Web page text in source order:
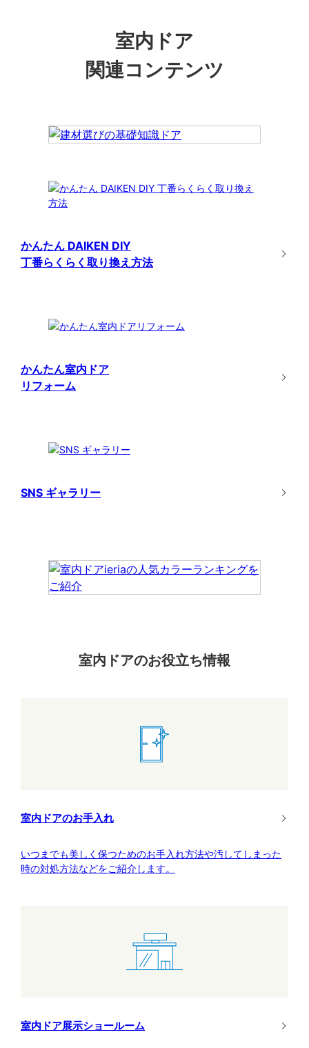
室内ドア
関連コンテンツ
かんたん DAIKEN DIY
丁番らくらく取り換え方法
かんたん室内ドア
リフォーム
SNS ギャラリー
室内ドアのお役立ち情報
室内ドアのお手入れ
いつまでも美しく保つためのお手入れ方法や汚してしまった
時の対処方法などをご紹介します。
室内ドア展示ショールーム